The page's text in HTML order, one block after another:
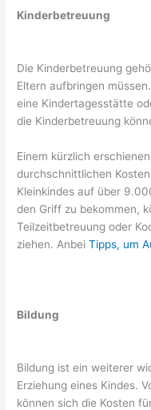
Kinderbetreuung
Die Kinderbetreuung
Eltern aufbringen
eine Kindertagesstätte
die Kinderbetreuung
Einem kürzlich
durchschnittlichen
Kleinkindes auf über
den Griff zu bekommen,
Teilzeitbetreuung oder
ziehen. AnbeiTipps, um
Bildung
Bildung ist ein weiterer
Erziehung eines Kindes.
können sich die Kosten